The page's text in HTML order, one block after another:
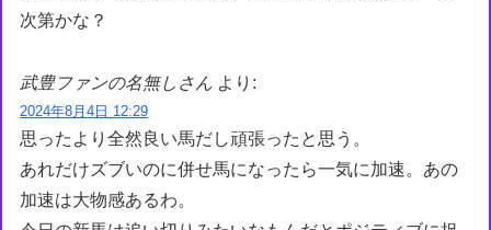
次第かな？
武豊ファンの名無しさん より:
2024年8月4日 12:29
思ったより全然良い馬だし頑張ったと思う。
あれだけズブいのに併せ馬になったら一気に加速。あの
加速は大物感あるわ。